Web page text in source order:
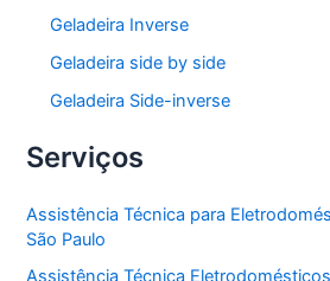
Geladeira Inverse
Geladeira side by side
Geladeira Side-inverse
Serviços
Assistência Técnica para
São Paulo